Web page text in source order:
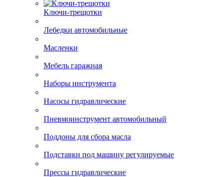
Ключи-трещотки
Лебедки автомобильные
Масленки
Мебель гаражная
Наборы инструмента
Насосы гидравлические
Пневмоинструмент автомобильный
Поддоны для сбора масла
Подставки под машину регулируемые
Прессы гидравлические